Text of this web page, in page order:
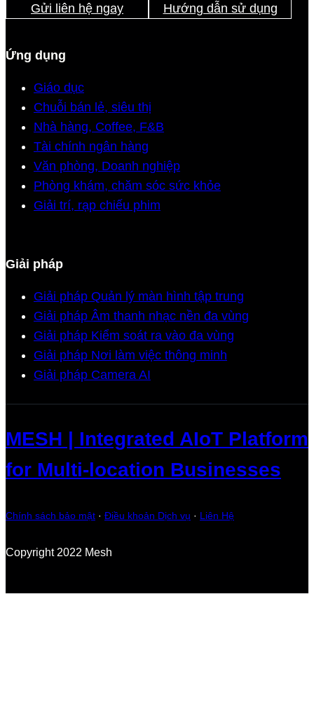
Gửi liên hệ ngay Hướng dẫn sử dụng
Ứng dụng
Giáo dục
Chuỗi bán lẻ, siêu thị
Nhà hàng, Coffee, F&B
Tài chính ngân hàng
Văn phòng, Doanh nghiệp
Phòng khám, chăm sóc sức khỏe
Giải trí, rạp chiếu phim
Giải pháp
Giải pháp Quản lý màn hình tập trung
Giải pháp Âm thanh nhạc nền đa vùng
Giải pháp Kiểm soát ra vào đa vùng
Giải pháp Nơi làm việc thông minh
Giải pháp Camera AI
MESH | Integrated AIoT Platform
for Multi-location Businesses
Chính sách bảo mật · Điều khoản Dịch vụ · Liên Hệ
Copyright 2022 Mesh